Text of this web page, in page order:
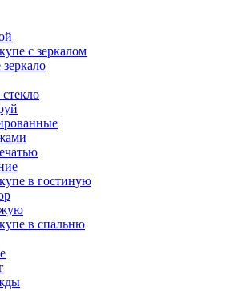
с зеркалом
в гостиную
в спальню